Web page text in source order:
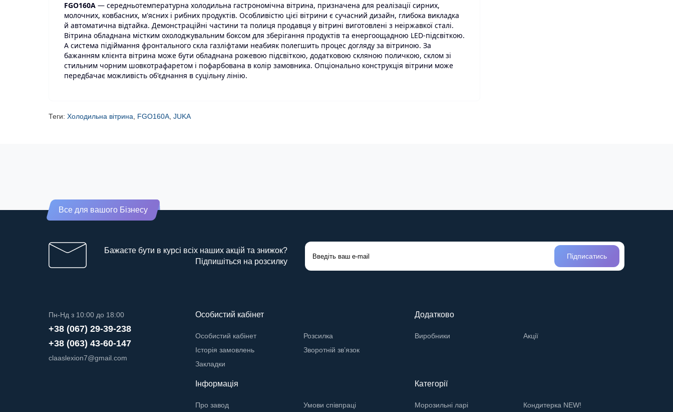
FGO160A — середньотемпературна холодильна гастрономічна вітрина, призначена для реалізації сирних,
молочних, ковбасних, м'ясних і рибних продуктів. Особливістю цієї вітрини є сучасний дизайн, глибока викладка
й автоматична відтайка. Демонстраційні частини та полиця продавця у вітрині виготовлені з неіржавкої сталі.
Вітрина обладнана містким охолоджувальним боксом для зберігання продуктів та енергоощадною LED-підсвіткою.
А система підіймання фронтального скла газліфтами неабияк полегшить процес догляду за вітриною. За
бажанням клієнта вітрина може бути обладнана рожевою підсвіткою, додатковою скляною поличкою, склом зі
стильним чорним шовкотрафаретом і пофарбована в колір замовника. Опціонально конструкція вітрини може
передбачає можливість об'єднання в суцільну лінію.
Теги: Холодильна вітрина FGO160A JUKA
Все для вашого Бізнесу
Бажаєте бути в курсі всіх наших акцій та знижок?
Підпишіться на розсилку
Підписатись
Пн-Нд з 10:00 до 18:00
+38 (067) 29-39-238
+38 (063) 43-60-147
claaslexion7@gmail.com
Особистий кабінет
Особистий кабінет
Історія замовлень
Закладки
Розсилка
Зворотній зв’язок
Додатково
Виробники Акції
Інформація
Про завод Умови співпраці
Категорії
Морозильні ларі Кондитерка NEW!